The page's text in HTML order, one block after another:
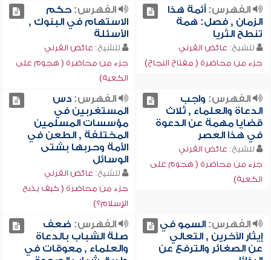
الفهرس:أئمة هذا
الزمان , فصل: همة
تنطح الثريا
للشيخ: عائض القرني
جزء من محاضرة ( مفتاح النجاح)
الفهرس:حكم
الاستهام في البنوك ,
الأسئلة
للشيخ: عائض القرني
جزء من محاضرة ( هجوم على
الكعبة)
الفهرس: واجب
الدعاة والعلماء , ثلاث
قضايا مهمة عن الدعوة
في هذا العصر
للشيخ: عائض القرني
جزء من محاضرة ( هجوم على
الكعبة)
الفهرس:دس
المستغربين في
مؤسسات المسلمين
المختلفة , الطعن في
الأمة وحربها بشتى
الوسائل
للشيخ: عائض القرني
جزء من محاضرة ( كيف يذبح
الإسلام؟)
الفهرس:السمو في
إيثار الآخرين , التعالي
عن الصغائر والترفع عن
الفهرس: ضعف
صلة الشباب بالدعاة
والعلماء , معوقات في